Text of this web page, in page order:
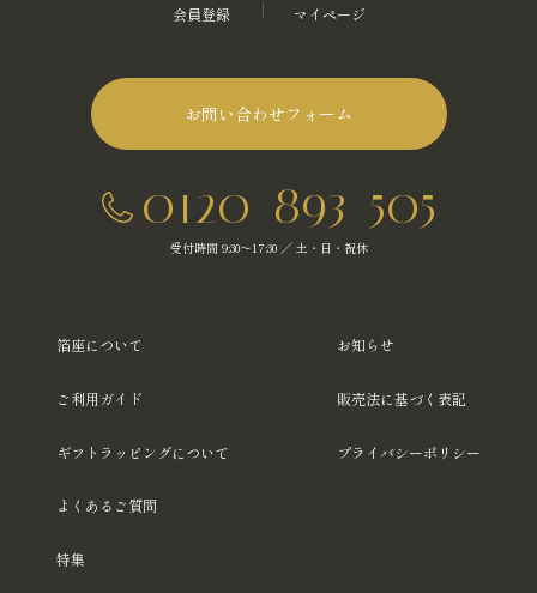
会員登録 マイページ
お問い合わせフォーム
0120-893-505
受付時間 9:30～17:30 ／ 土・日・祝休
箔座について
ご利用ガイド
ギフトラッピングについて
よくあるご質問
特集
お知らせ
販売法に基づく表記
プライバシーポリシー